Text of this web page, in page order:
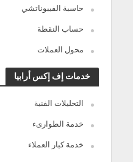
حاسبة الفيبوناتشي
حساب النقطة
محول العملات
خدمات إف إكس أرابيا
التحليلات الفنية
خدمة الطوارىء
خدمة كبار العملاء